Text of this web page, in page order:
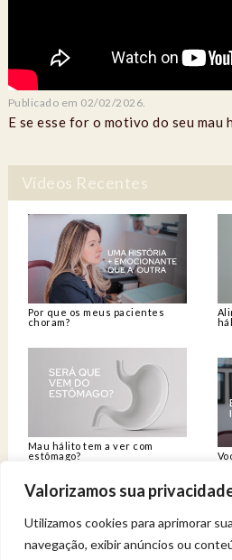
Valorizamos sua
Utilizamos cookies para aprimorar
navegação, exibir anúncios ou
Publicado em 02/02/2026.
E se esse for o motivo do seu mau
Vídeos Recentes
Por que os meus pacientes
choram?
Mau hálito tem a ver com
estômago?
Venha viver uma
Entregue a sua saúde a uma